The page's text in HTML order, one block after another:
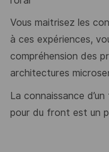
Vous maitrisez les
à ces expériences,
compréhension des
architectures
La connaissance
pour du front est un